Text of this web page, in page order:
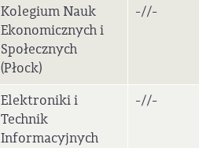
Kolegium Nauk
Ekonomicznych i
Społecznych
(Płock)
-//-
Elektroniki i
Technik
Informacyjnych
-//-